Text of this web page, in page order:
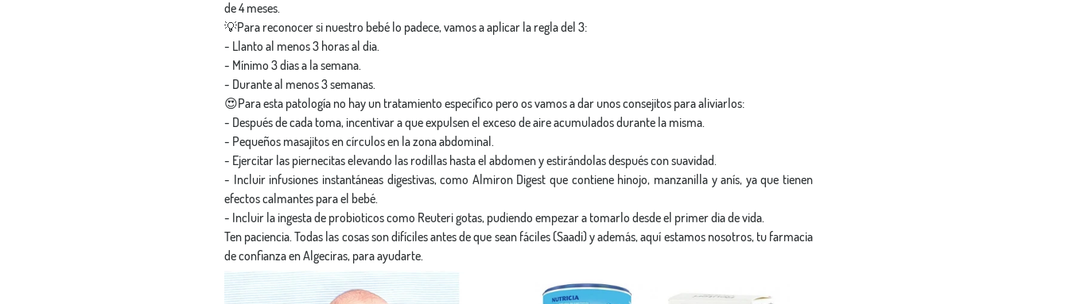
de 4 meses.
💡Para reconocer si nuestro bebé lo padece, vamos a aplicar la regla del 3:
- Llanto al menos 3 horas al dia.
- Mínimo 3 dias a la semana.
- Durante al menos 3 semanas.
😍Para esta patología no hay un tratamiento específico pero os vamos a dar unos consejitos para aliviarlos:
- Después de cada toma, incentivar a que expulsen el exceso de aire acumulados durante la misma.
- Pequeños masajitos en círculos en la zona abdominal.
- Ejercitar las piernecitas elevando las rodillas hasta el abdomen y estirándolas después con suavidad.
- Incluir infusiones instantáneas digestivas, como Almiron Digest que contiene hinojo, manzanilla y anís, ya que tienen
efectos calmantes para el bebé.
- Incluir la ingesta de probioticos como Reuteri gotas, pudiendo empezar a tomarlo desde el primer dia de vida.
Ten paciencia. Todas las cosas son difíciles antes de que sean fáciles (Saadi) y además, aquí estamos nosotros, tu farmacia
de confianza en Algeciras, para ayudarte.